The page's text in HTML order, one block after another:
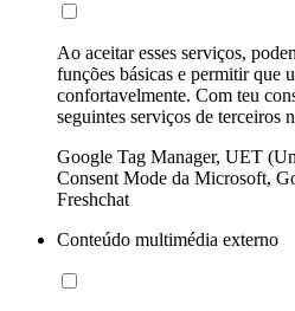
Ao aceitar esses serviços,
funções básicas e permitir que
confortavelmente. Com teu
seguintes serviços de terceiros
Google Tag Manager, UET
Consent Mode da Microsoft,
Freshchat
Conteúdo multimédia externo